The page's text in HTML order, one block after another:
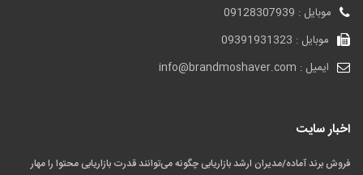
موبایل : 09128307939
موبایل : 09391931323
ایمیل : info@brandmoshaver.com
اخبار سایت
فروش برند آماده/مدیران ارشد بازاریابی چگونه می‌توانند قدرت بازاریابی محتوا را مهار